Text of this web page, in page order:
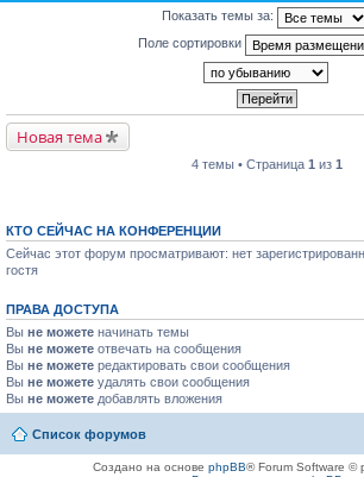
Показать темы за:
Поле сортировки
Новая тема
4 темы • Страница 1 из 1
КТО СЕЙЧАС НА КОНФЕРЕНЦИИ
Сейчас этот форум просматривают: нет
гостя
ПРАВА ДОСТУПА
Вы не можете начинать темы
Вы не можете отвечать на сообщения
Вы не можете редактировать свои сообщения
Вы не можете удалять свои сообщения
Вы не можете добавлять вложения
Список форумов
Создано на основе phpBB® Forum Software ©